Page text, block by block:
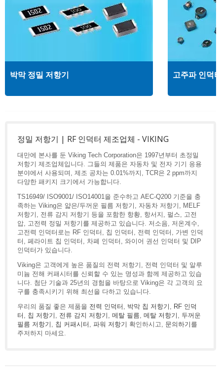
박막 정밀 저항기 고주파 인덕
정밀 저항기 | RF 인덕터 제조업체 - VIKING
대만에 본사를 둔 Viking Tech Corporation은 1997년부터 초정밀
저항기 제조업체입니다. 그들의 제품은 자동차 및 전자 기기 응용
분야에서 사용되며, 제조 공차는 0.01%까지, TCR은 2 ppm까지
다양한 패키지 크기에서 가능합니다.
TS16949/ ISO9001/ ISO14001을 준수하고 AEC-Q200 기준을 충
족하는 Viking은 얇은/두꺼운 필름 저항기, 자동차 저항기, MELF
저항기, 전류 감지 저항기 등을 포함한 항황, 항서지, 펄스, 고전
압, 고전력 정밀 저항기를 제공하고 있습니다. 저소음, 저온계수,
고전력 인덕터로는 RF 인덕터, 칩 인덕터, 전력 인덕터, 가변 인덕
터, 페라이트 칩 인덕터, 차폐 인덕터, 와이어 권선 인덕터 및 DIP
인덕터가 있습니다.
Viking은 고객에게 높은 품질의 전력 저항기, 전력 인덕터 및 알루
미늄 전해 커패시터를 신뢰할 수 있는 명성과 함께 제공하고 있습
니다. 첨단 기술과 25년의 경험을 바탕으로 Viking은 각 고객의 요
구를 충족시키기 위해 최선을 다하고 있습니다.
우리의 품질 좋은 제품을 전력 인덕터 박막 칩 저항기
RF 인덕
터
칩 저항기 전류 감지 저항기 메탈 필름 메탈 저항기
두꺼운
필름 저항기
칩 커패시터 파워 저항기 확인하시고, 문의하기 를
주저하지 마세요.